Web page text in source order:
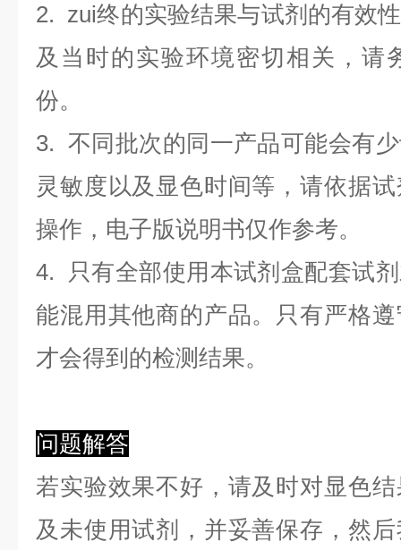
2. zui终的实验结果与试剂的有效
及当时的实验环境密切相关，请
份。
3. 不同批次的同一产品可能会有
灵敏度以及显色时间等，请依据
操作，电子版说明书仅作参考。
4. 只有全部使用本试剂盒配套试
能混用其他商的产品。只有严格
才会得到的检测结果。
问题解答
若实验效果不好，请及时对显色
及未使用试剂，并妥善保存，然